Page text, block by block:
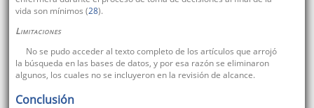
vida son mínimos (28).
Limitaciones
No se pudo acceder al texto completo de los artículos que arrojó
la búsqueda en las bases de datos, y por esa razón se eliminaron
algunos, los cuales no se incluyeron en la revisión de alcance.
Conclusión